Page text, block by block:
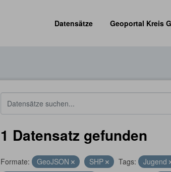
Datensätze
Geoportal Kreis
1 Datensatz gefunden
Formate: GeoJSON SHP Tags:
Jugend